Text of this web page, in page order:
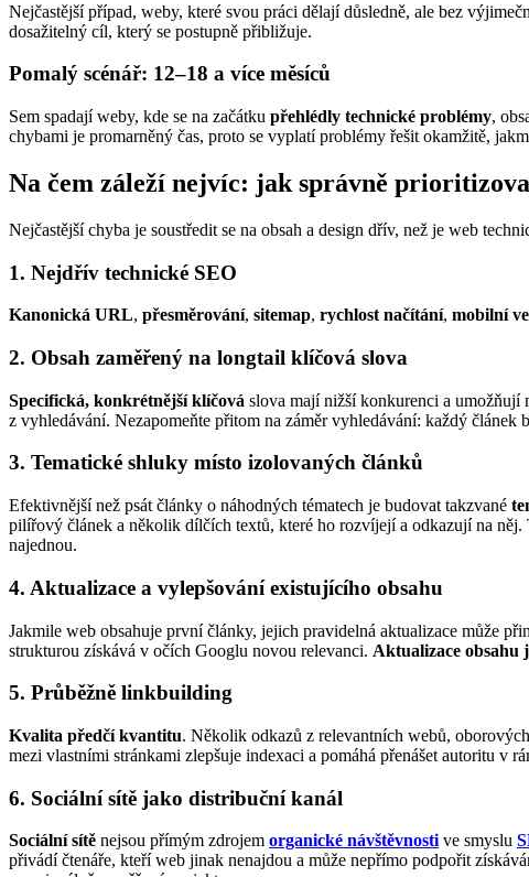
Nejčastější případ, weby, které svou práci dělají důsledně, ale bez
dosažitelný cíl, který se postupně přibližuje.
Pomalý scénář: 12–18 a více měsíců
Sem spadají weby, kde se na začátku přehlédly technické problémy,
chybami je promarněný čas, proto se vyplatí problémy řešit okamžitě,
Na čem záleží nejvíc: jak správně
Nejčastější chyba je soustředit se na obsah a design dřív, než je web
1. Nejdřív technické SEO
Kanonická URL, přesměrování, sitemap, rychlost načítání, mobilní
2. Obsah zaměřený na longtail klíčová slova
Specifická, konkrétnější klíčová slova mají nižší konkurenci a umožňují
z vyhledávání. Nezapomeňte přitom na záměr vyhledávání: každý
3. Tematické shluky místo izolovaných článků
Efektivnější než psát články o náhodných tématech je budovat takzvané
pilířový článek a několik dílčích textů, které ho rozvíjejí a odkazují na něj.
najednou.
4. Aktualizace a vylepšování existujícího obsahu
Jakmile web obsahuje první články, jejich pravidelná aktualizace může
strukturou získává v očích Googlu novou relevanci. Aktualizace obsahu
5. Průběžně linkbuilding
Kvalita předčí kvantitu. Několik odkazů z relevantních webů,
mezi vlastními stránkami zlepšuje indexaci a pomáhá přenášet autoritu v
6. Sociální sítě jako distribuční kanál
Sociální sítě nejsou přímým zdrojem organické návštěvnostive smyslu
přivádí čtenáře, kteří web jinak nenajdou a může nepřímo podpořit